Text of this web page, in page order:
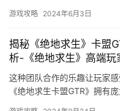
游戏攻略 2024年6月3日
揭秘《绝地求生》卡盟
析-《绝地求生》高端玩
险规避
这种团队合作的乐趣让玩家
《绝地求生卡盟GTR》拥有